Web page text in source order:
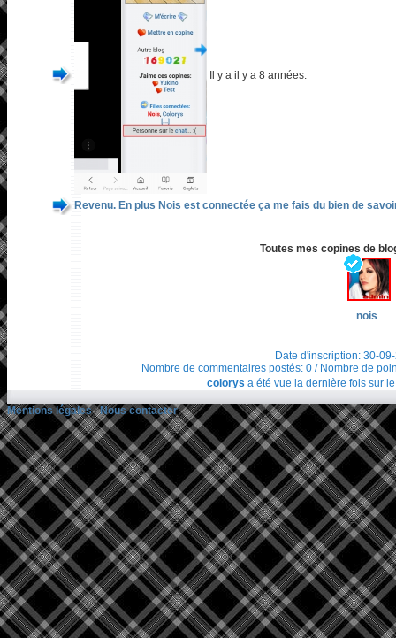
Il y a il y a 8 années.
Revenu. En plus Nois est connectée ça me fais du bien de
Toutes mes copines de
nois
Date d'inscription: 30-
Nombre de commentaires postés: 0 / Nombre de
colorys a été vue la dernière fois sur
Mentions légales/Nous contacter